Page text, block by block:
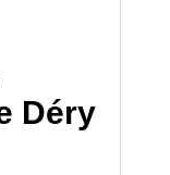
Déry